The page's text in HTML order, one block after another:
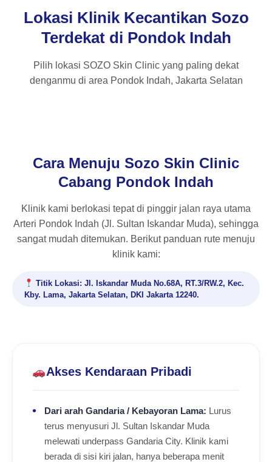
Lokasi Klinik Kecantikan Sozo
Terdekat di Pondok Indah
Pilih lokasi SOZO Skin Clinic yang paling dekat
denganmu di area Pondok Indah, Jakarta Selatan
Cara Menuju Sozo Skin Clinic
Cabang Pondok Indah
Klinik kami berlokasi tepat di pinggir jalan raya utama
Arteri Pondok Indah (Jl. Sultan Iskandar Muda), sehingga
sangat mudah ditemukan. Berikut panduan rute menuju
klinik kami:
Titik Lokasi: Jl. Iskandar Muda No.68A, RT.3/RW.2, Kec.
Kby. Lama, Jakarta Selatan, DKI Jakarta 12240.
Akses Kendaraan Pribadi
Dari arah Gandaria / Kebayoran Lama: Lurus
terus menyusuri Jl. Sultan Iskandar Muda
melewati underpass Gandaria City. Klinik kami
berada di sisi kiri jalan, hanya beberapa menit